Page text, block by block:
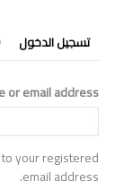
التبويبات
الأساسية
تسجيل الدخول
or email address
your registered
email address.